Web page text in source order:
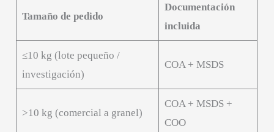
Tamaño de pedido
Documentación
incluida
≤10 kg (lote pequeño /
investigación)
COA + MSDS
>10 kg (comercial a granel)
COA + MSDS +
COO